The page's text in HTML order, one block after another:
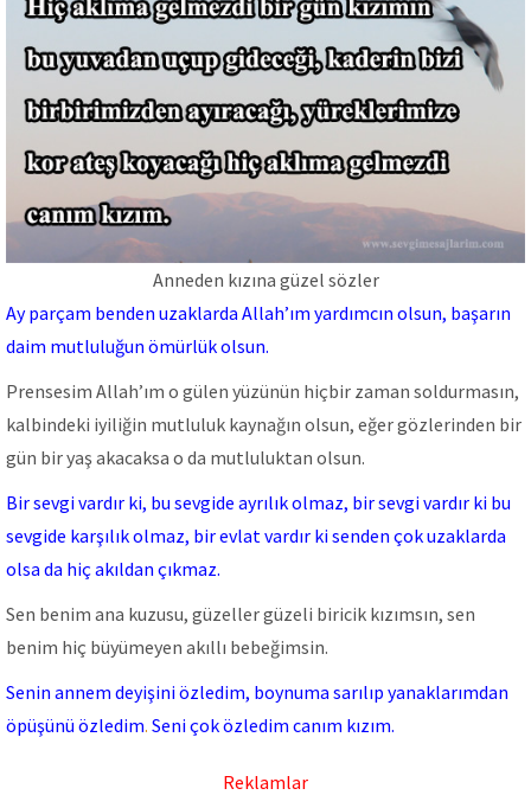
Anneden kızına güzel sözler
Ay parçam benden uzaklarda Allah’ım yardımcın olsun, başarın
daim mutluluğun ömürlük olsun.
Prensesim Allah’ım o gülen yüzünün hiçbir zaman soldurmasın,
kalbindeki iyiliğin mutluluk kaynağın olsun, eğer gözlerinden bir
gün bir yaş akacaksa o da mutluluktan olsun.
Bir sevgi vardır ki, bu sevgide ayrılık olmaz, bir sevgi vardır ki bu
sevgide karşılık olmaz, bir evlat vardır ki senden çok uzaklarda
olsa da hiç akıldan çıkmaz.
Sen benim ana kuzusu, güzeller güzeli biricik kızımsın, sen
benim hiç büyümeyen akıllı bebeğimsin.
Senin annem deyişini özledim, boynuma sarılıp yanaklarımdan
öpüşünü özledim. Seni çok özledim canım kızım.
Reklamlar